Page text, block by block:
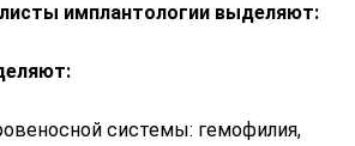
имплантологии выделяют:
системы: гемофилия,